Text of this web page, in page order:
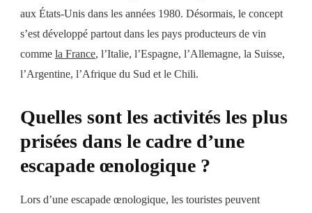
aux États-Unis dans les années 1980. Désormais, le concept
s’est développé partout dans les pays producteurs de vin
comme la France, l’Italie, l’Espagne, l’Allemagne, la Suisse,
l’Argentine, l’Afrique du Sud et le Chili.
Quelles sont les activités les plus
prisées dans le cadre d’une
escapade œnologique ?
Lors d’une escapade œnologique, les touristes peuvent